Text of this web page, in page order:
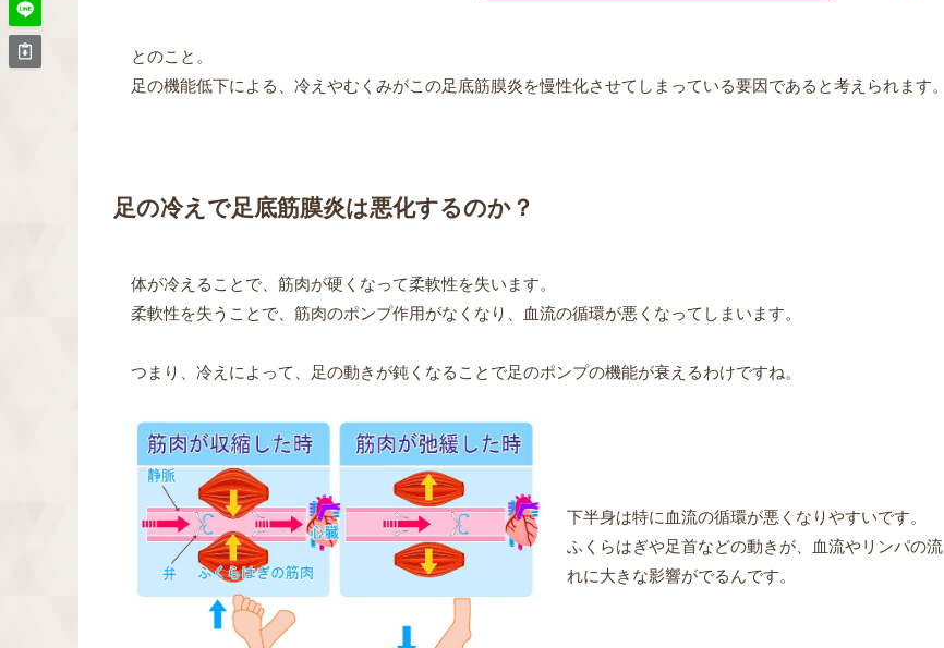
とのこと。
足の機能低下による、冷えやむくみがこの足底筋膜炎を慢性化させてしまっている要因であると考えられます。
足の冷えで足底筋膜炎は悪化するのか？
体が冷えることで、筋肉が硬くなって柔軟性を失います。
柔軟性を失うことで、筋肉のポンプ作用がなくなり、血流の循環が悪くなってしまいます。
つまり、冷えによって、足の動きが鈍くなることで足のポンプの機能が衰えるわけですね。
下半身は特に血流の循環が悪くなりやすいです。
ふくらはぎや足首などの動きが、血流やリンパの流
れに大きな影響がでるんです。